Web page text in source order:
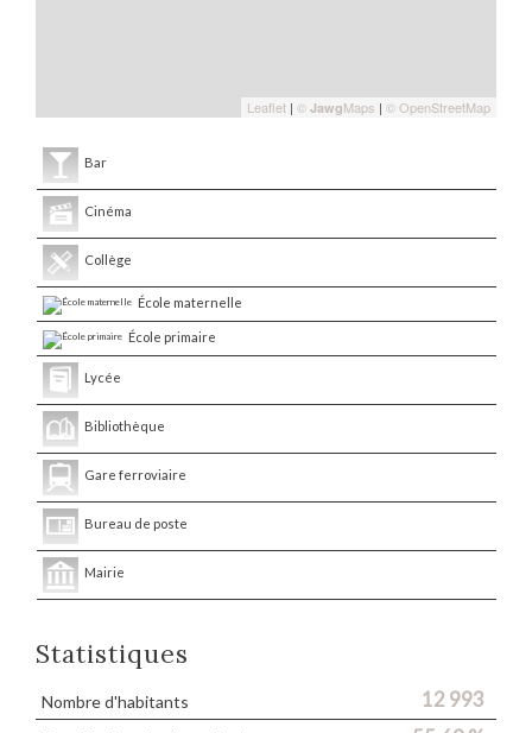
Leaflet | © JawgMaps | © OpenStreetMap
Bar
Cinéma
Collège
École maternelle
École primaire
Lycée
Bibliothèque
Gare ferroviaire
Bureau de poste
Mairie
Statistiques
Nombre d'habitants 12 993